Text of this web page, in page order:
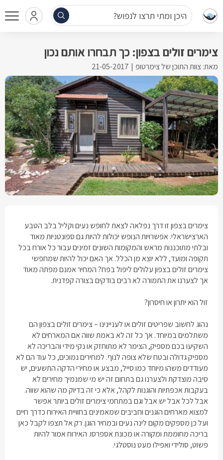
היכן ומתי תרצו לנפוש?
צימרים זולים בצפון: כך תבחרו אותם נכון
מאת: צוות התוכן של צימרטופ 21-05-2017
צימרים בצפוןזו דרך נפלאה לצאת לחופש נעים וקליל בלב הטבע
הארצישראלי. אפשרויות הנופש יכולות להיות גם ספונטניות מאוד
ובלתי מתוכננות מראש והמקומות השונים זמינים עבור כל אורח בכל
תקופה ומועד, ללא יוצא מן הכלל. אך האם יכול להיות שמחפשי
צימרים זולים בצפוןעלולים ליפול בפח? המחיר אמנם מפתה מאוד
אך לצערנו את התמורה לא רבים בודקים בצורה קפדנית.
זול הוא יתרון או חיסרון?
נהוג לחשוב שפריטים זולים או לעניינינו –צימרים זולים בצפוןהם
משתלמים במיוחד. אך כל זה לא באמת שווה אם המארחים לא
השקיעו בכם מספיק, הצימר לא מתוחזק או נקי מידי והבריכה לא
מספיק גדולה ובטח שלא צופה לנוף. למחירים נמוכים, כל עוד הם לא
מעודדים משהו מיוחד כמו סייל, מבצע או מחירי הדקה התשעים, יש
סיבה מוצדקת ולצערנו גם בתחום זה יש מי שמנמיך מחירים לא
בעקבות אכפתיות והוגנות לקהל, אלא כי זה בדיוק מה שהוא שווה.
אבל לכל אבל יש אבל וגם במתחמיצימרים זוליםביותר אפשר
למצוא מארחים הוגנים וחביבים שמאמינים בחוויית האירוח כדרך חיים
ועל כן מספקים מקום לינה נעים ובמחיר הוגן. רק אל תצפו לקבל כאן
בריכה מחוממת ומקורה או מכונת אספרסו. האירוח אמור להיות
פשוט, סולידי ואפילו מעט נוסטלגי.